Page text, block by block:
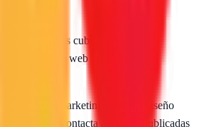
provincias cubiertas
GEO · Diseño web
SEO, marketing digital y diseño
compara y contacta agencias publicadas